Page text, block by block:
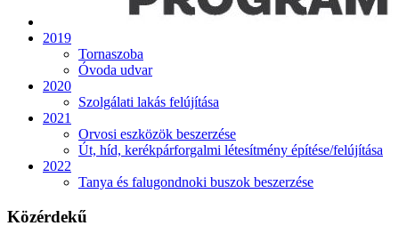
2019
Tornaszoba
Óvoda udvar
2020
Szolgálati lakás felújítása
2021
Orvosi eszközök beszerzése
Út, híd, kerékpárforgalmi létesítmény építése/felújítása
2022
Tanya és falugondnoki buszok beszerzése
Közérdekű